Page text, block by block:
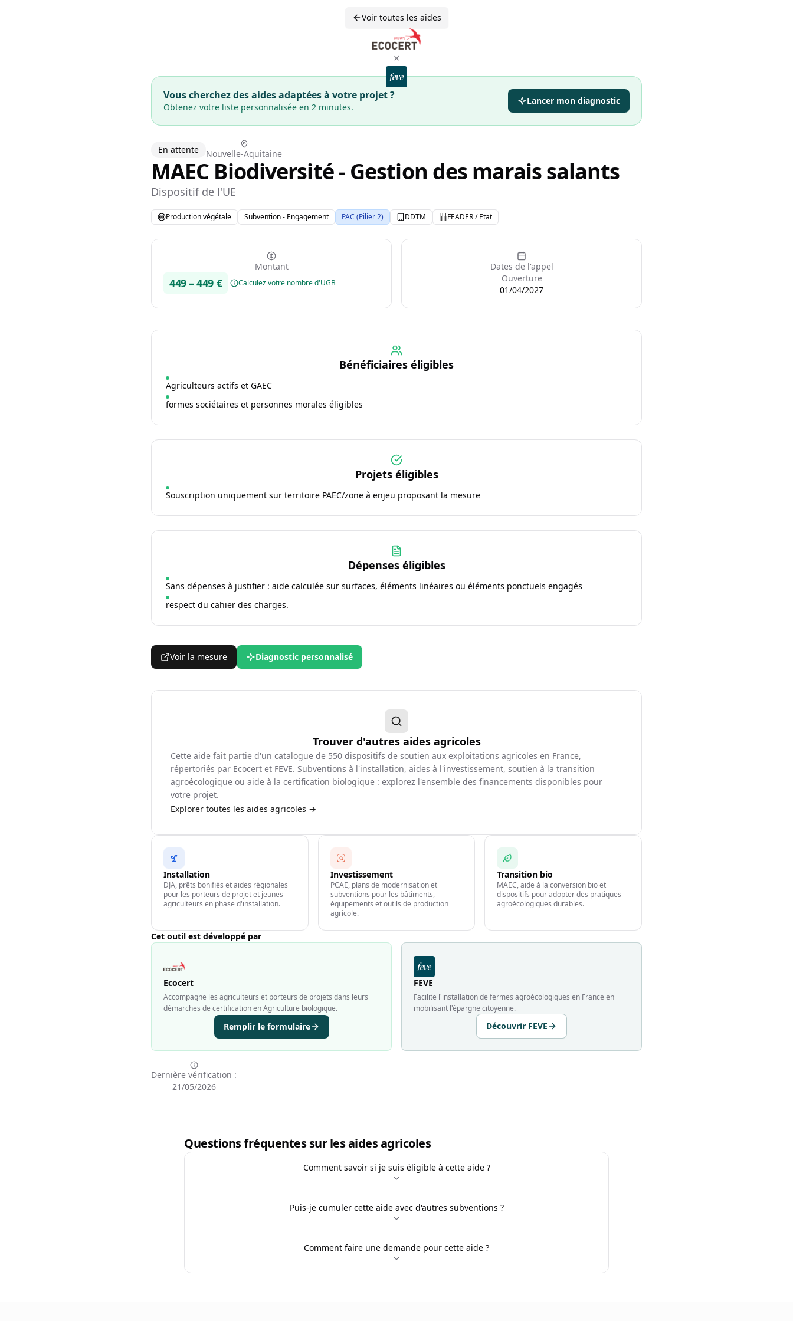
Voir toutes les aides
×
Vous cherchez des aides adaptées à votre projet ?
Obtenez votre liste personnalisée en 2 minutes.
Lancer mon diagnostic
En attente Nouvelle-Aquitaine
MAEC Biodiversité - Gestion des marais salants
Dispositif de l'UE
Production végétale Subvention - Engagement PAC (Pilier 2) DDTM FEADER / Etat
Montant
449–449 € Calculez votre nombre d'UGB
Dates de l'appel
Ouverture
01/04/2027
Bénéficiaires éligibles
Agriculteurs actifs et GAEC
formes sociétaires et personnes morales éligibles
Projets éligibles
Souscription uniquement sur territoire PAEC/zone à enjeu proposant la mesure
Dépenses éligibles
Sans dépenses à justifier : aide calculée sur surfaces, éléments linéaires ou éléments ponctuels engagés
respect du cahier des charges.
Voir la mesure Diagnostic personnalisé
Trouver d'autres aides agricoles
Cette aide fait partie d'un catalogue de 550 dispositifs de soutien aux exploitations agricoles en France,
répertoriés par Ecocert et FEVE. Subventions à l'installation, aides à l'investissement, soutien à la transition
agroécologique ou aide à la certification biologique : explorez l'ensemble des financements disponibles pour
votre projet.
Explorer toutes les aides agricoles →
Installation
DJA, prêts bonifiés et aides régionales
pour les porteurs de projet et jeunes
agriculteurs en phase d'installation.
Investissement
PCAE, plans de modernisation et
subventions pour les bâtiments,
équipements et outils de production
agricole.
Transition bio
MAEC, aide à la conversion bio et
dispositifs pour adopter des pratiques
agroécologiques durables.
Cet outil est développé par
Ecocert
Accompagne les agriculteurs et porteurs de projets dans leurs
démarches de certification en Agriculture biologique.
Remplir le formulaire
FEVE
Facilite l'installation de fermes agroécologiques en France en
mobilisant l'épargne citoyenne.
Découvrir FEVE
Dernière vérification :
21/05/2026
Questions fréquentes sur les aides agricoles
Comment savoir si je suis éligible à cette aide ?
Puis-je cumuler cette aide avec d'autres subventions ?
Comment faire une demande pour cette aide ?